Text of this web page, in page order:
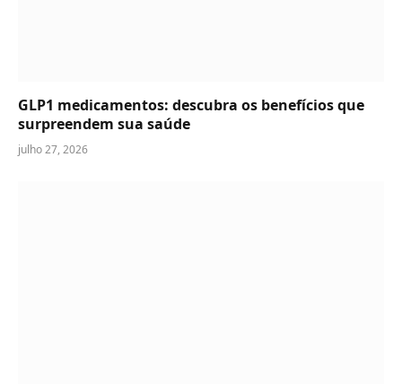
GLP1 medicamentos: descubra os benefícios que
surpreendem sua saúde
julho 27, 2026